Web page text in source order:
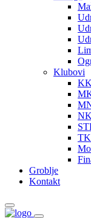
Klubovi
TK
Groblje
Kontakt